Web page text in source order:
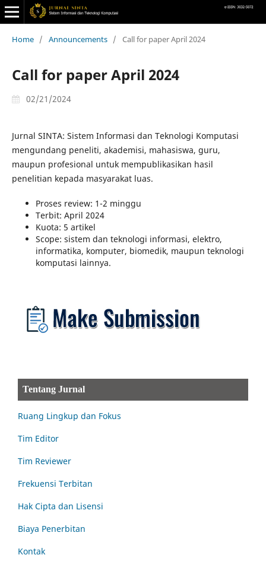
Home / Announcements / Call for paper April 2024
Call for paper April 2024
02/21/2024
Jurnal SINTA: Sistem Informasi dan Teknologi Komputasi
mengundang peneliti, akademisi, mahasiswa, guru,
maupun profesional untuk mempublikasikan hasil
penelitian kepada masyarakat luas.
Proses review: 1-2 minggu
Terbit: April 2024
Kuota: 5 artikel
Scope: sistem dan teknologi informasi, elektro,
informatika, komputer, biomedik, maupun teknologi
komputasi lainnya.
Tentang Jurnal
Ruang Lingkup dan Fokus
Tim Editor
Tim Reviewer
Frekuensi Terbitan
Hak Cipta dan Lisensi
Biaya Penerbitan
Kontak